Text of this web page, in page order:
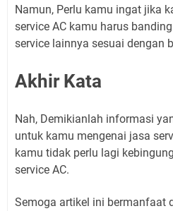
Namun, Perlu kamu ingat jika
service AC kamu harus
service lainnya sesuai dengan
Akhir Kata
Nah, Demikianlah informasi
untuk kamu mengenai jasa
kamu tidak perlu lagi
service AC.
Semoga artikel ini bermanfaat